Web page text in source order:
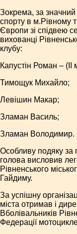
Зокрема, за значний
спорту в м.Рівному
Європи зі спідвею
вихованці
клубу:
Капустін Роман – (ІІ
Тимощук Михайло;
Левішин Макар;
Зламан Василь;
Зламан Володимир.
Особливу подяку за
голова висловив
Рівненського
Гайдиму.
За успішну
міста отримав і
Вболівальників
Федерації